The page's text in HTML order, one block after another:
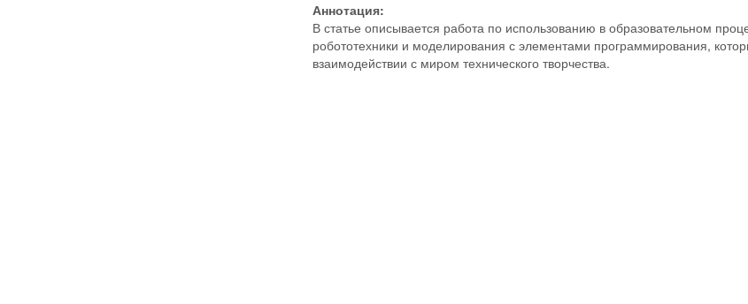
Аннотация:
В статье описывается работа по использованию в образовательном
робототехники и моделирования с элементами программирования,
взаимодействии с миром технического творчества.